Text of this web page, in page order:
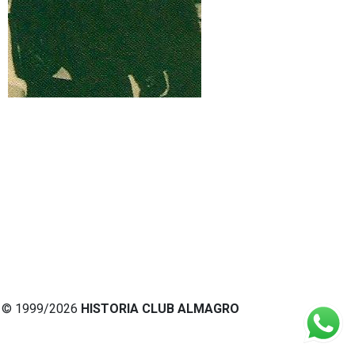
© 1999/2026 HISTORIA CLUB ALMAGRO